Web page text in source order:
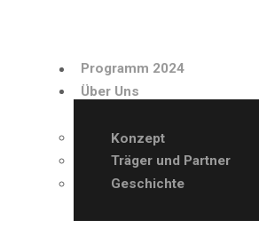
Programm 2024
Über Uns
Konzept
Träger und Partner
Geschichte
ÜBER UNS
WERB